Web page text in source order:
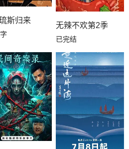
斯归来
无辣不欢第2季
已完结